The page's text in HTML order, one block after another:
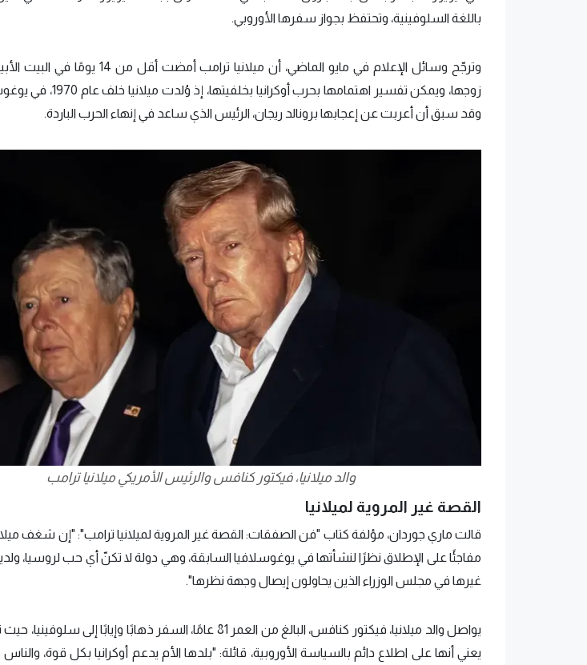
باللغة السلوفينية، وتحتفظ بجواز سفرها الأوروبي.
وترجّح وسائل الإعلام في مايو الماضي، أن ميلانيا
زوجها، ويمكن تفسير اهتمامها بحرب
وقد سبق أن أعربت عن إعجابها برونالد ريجان، الرئيس الذي ساعد في إنهاء الحرب الباردة.
والد ميلانيا، فيكتور كنافس والرئيس الأمريكي ميلانيا ترامب
القصة غير المروية لميلانيا
قالت ماري جوردان، مؤلفة كتاب "فن الصفقات: القصة غير المروية لميلانيا ترامب": "إن شغف
مفاجئًا على الإطلاق نظرًا لنشأتها في يوغوسلافيا السابقة، وهي دولة لا تكنّ أي حب لروسيا،
غيرها في مجلس الوزراء الذين يحاولون إيصال وجهة نظرها".
يواصل والد ميلانيا، فيكتور كنافس، البالغ من العمر 81 عامًا، السفر ذهابًا وإيابًا
يعني أنها على اطلاع دائم بالسياسة الأوروبية، قائلة: "بلدها الأم يدعم أوكرانيا بكل قوة،